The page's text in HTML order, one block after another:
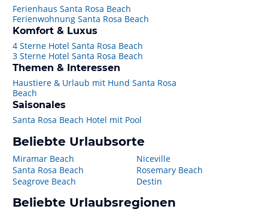
Ferienhaus Santa Rosa Beach
Ferienwohnung Santa Rosa Beach
Komfort & Luxus
4 Sterne Hotel Santa Rosa Beach
3 Sterne Hotel Santa Rosa Beach
Themen & Interessen
Haustiere & Urlaub mit Hund Santa Rosa
Beach
Saisonales
Santa Rosa Beach Hotel mit Pool
Beliebte Urlaubsorte
Miramar Beach
Santa Rosa Beach
Seagrove Beach
Niceville
Rosemary Beach
Destin
Beliebte Urlaubsregionen